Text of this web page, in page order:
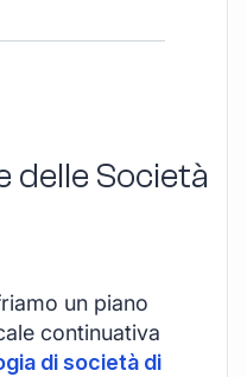
delle Società
un piano
continuativa
di società di